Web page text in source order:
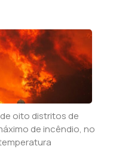
oito distritos de
de incêndio, no